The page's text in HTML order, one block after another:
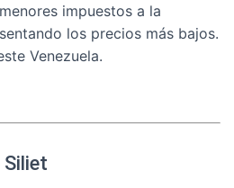
impuestos a la
los precios más bajos.
Venezuela.
Siliet